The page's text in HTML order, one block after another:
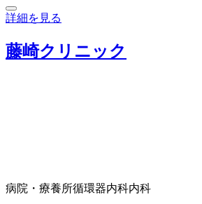
詳細を見る
藤崎クリニック
病院・療養所循環器内科内科